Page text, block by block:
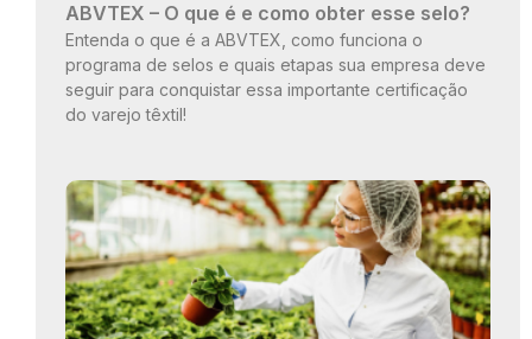
ABVTEX – O que é e como obter esse selo?
Entenda o que é a ABVTEX, como funciona o
programa de selos e quais etapas sua empresa deve
seguir para conquistar essa importante certificação
do varejo têxtil!